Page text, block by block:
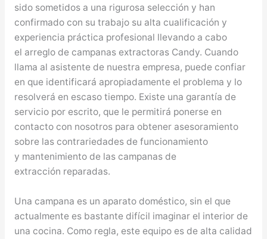
sido sometidos a una rigurosa selección y han
confirmado con su trabajo su alta cualificación y
experiencia práctica profesional llevando a cabo
el arreglo de campanas extractoras Candy. Cuando
llama al asistente de nuestra empresa, puede confiar
en que identificará apropiadamente el problema y lo
resolverá en escaso tiempo. Existe una garantía de
servicio por escrito, que le permitirá ponerse en
contacto con nosotros para obtener asesoramiento
sobre las contrariedades de funcionamiento
y mantenimiento de las campanas de
extracción reparadas.
Una campana es un aparato doméstico, sin el que
actualmente es bastante difícil imaginar el interior de
una cocina. Como regla, este equipo es de alta calidad